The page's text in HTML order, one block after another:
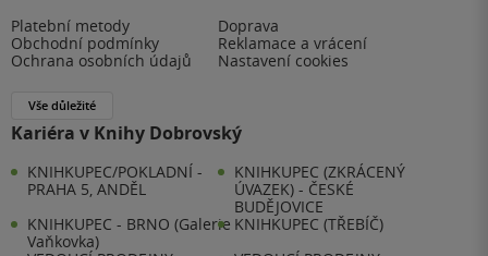
Platební metody
Doprava
Obchodní podmínky
Reklamace a vrácení
Ochrana osobních údajů
Nastavení cookies
Vše důležité
Kariéra v Knihy Dobrovský
KNIHKUPEC/POKLADNÍ -
PRAHA 5, ANDĚL
KNIHKUPEC (ZKRÁCENÝ
ÚVAZEK) - ČESKÉ
BUDĚJOVICE
KNIHKUPEC - BRNO (Galerie
Vaňkovka)
KNIHKUPEC (TŘEBÍČ)